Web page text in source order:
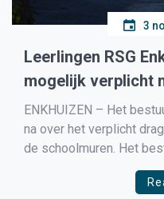
3
Leerlingen RSG
mogelijk verplicht
ENKHUIZEN – Het
na over het verplicht
de schoolmuren. Het
kabinet deze maand
duurt dit nog langer dan